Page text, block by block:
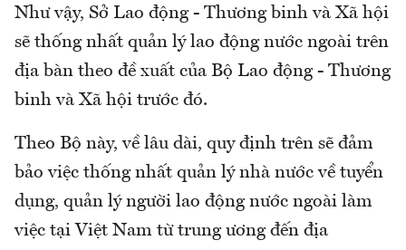
Như vậy, Sở Lao động - Thương binh và Xã hội
sẽ thống nhất quản lý lao động nước ngoài trên
địa bàn theo đề xuất của Bộ Lao động - Thương
binh và Xã hội trước đó.
Theo Bộ này, về lâu dài, quy định trên sẽ đảm
bảo việc thống nhất quản lý nhà nước về tuyển
dụng, quản lý người lao động nước ngoài làm
việc tại Việt Nam từ trung ương đến địa